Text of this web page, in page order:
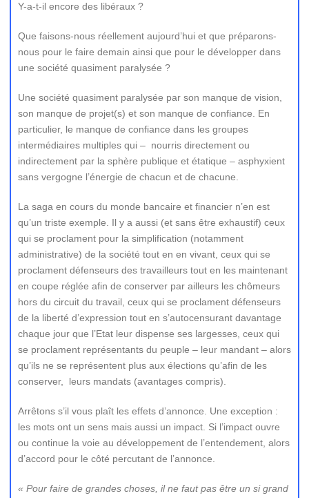
Y-a-t-il encore des libéraux ?
Que faisons-nous réellement aujourd’hui et que préparons-
nous pour le faire demain ainsi que pour le développer dans
une société quasiment paralysée ?
Une société quasiment paralysée par son manque de vision,
son manque de projet(s) et son manque de confiance. En
particulier, le manque de confiance dans les groupes
intermédiaires multiples qui – nourris directement ou
indirectement par la sphère publique et étatique – asphyxient
sans vergogne l’énergie de chacun et de chacune.
La saga en cours du monde bancaire et financier n’en est
qu’un triste exemple. Il y a aussi (et sans être exhaustif) ceux
qui se proclament pour la simplification (notamment
administrative) de la société tout en en vivant, ceux qui se
proclament défenseurs des travailleurs tout en les maintenant
en coupe réglée afin de conserver par ailleurs les chômeurs
hors du circuit du travail, ceux qui se proclament défenseurs
de la liberté d’expression tout en s’autocensurant davantage
chaque jour que l’Etat leur dispense ses largesses, ceux qui
se proclament représentants du peuple – leur mandant – alors
qu’ils ne se représentent plus aux élections qu’afin de les
conserver, leurs mandats (avantages compris).
Arrêtons s’il vous plaît les effets d’annonce. Une exception :
les mots ont un sens mais aussi un impact. Si l’impact ouvre
ou continue la voie au développement de l’entendement, alors
d’accord pour le côté percutant de l’annonce.
« Pour faire de grandes choses, il ne faut pas être un si grand